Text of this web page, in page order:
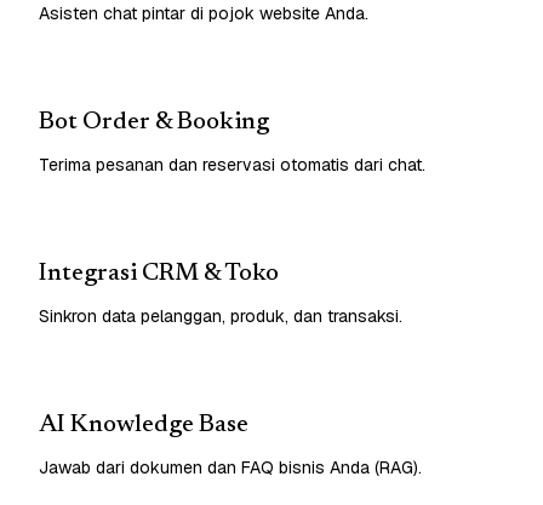
Asisten chat pintar di pojok website Anda.
Bot Order & Booking
Terima pesanan dan reservasi otomatis dari chat.
Integrasi CRM & Toko
Sinkron data pelanggan, produk, dan transaksi.
AI Knowledge Base
Jawab dari dokumen dan FAQ bisnis Anda (RAG).